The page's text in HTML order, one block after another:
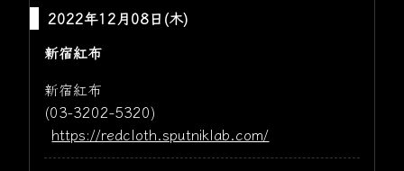
2022年12月08日(木)
新宿紅布
新宿紅布
(03-3202-5320)
https://redcloth.sputniklab.com/